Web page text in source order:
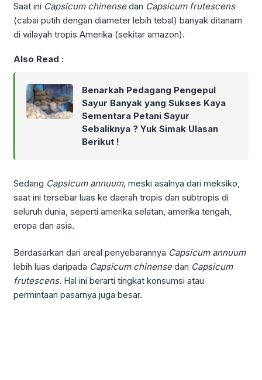
Saat ini Capsicum chinensedan Capsicum frutescens
(cabai putih dengan diameter lebih tebal) banyak ditanam
di wilayah tropis Amerika (sekitar amazon).
Also Read :
Benarkah Pedagang Pengepul
Sayur Banyak yang Sukses Kaya
Sementara Petani Sayur
Sebaliknya ? Yuk Simak Ulasan
Berikut !
Sedang Capsicum annuum, meski asalnya dari meksiko,
saat ini tersebar luas ke daerah tropis dan subtropis di
seluruh dunia, seperti amerika selatan, amerika tengah,
eropa dan asia.
Berdasarkan dari areal penyebarannya Capsicum annuum
lebih luas daripada Capsicum chinensedan Capsicum
frutescens. Hal ini berarti tingkat konsumsi atau
permintaan pasarnya juga besar.